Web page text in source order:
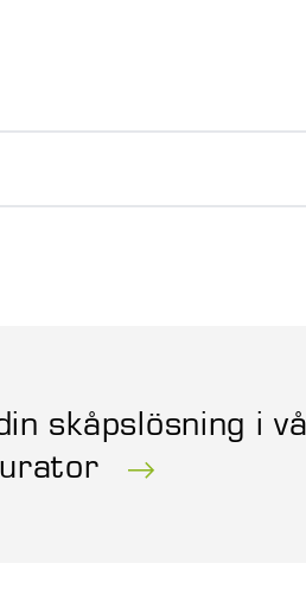
skåpslösning i